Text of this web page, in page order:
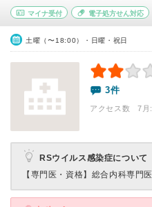
マイナ受付 電子処方せん対応
土曜（〜18:00）・日曜・祝日
3件
アクセス数 7月:
RSウイルス感染症について
【専門医・資格】 総合内科専門医